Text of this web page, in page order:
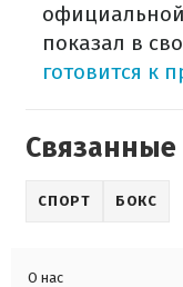
показал в
готовится к
СПОРТ БОКС
О нас